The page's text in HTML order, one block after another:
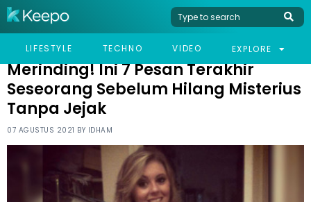
LIFESTYLE TECHNO VIDEO EXPLORE
HOME VIRAL
MERINDING! INI 7 PESAN TERAKHIR SESEORANG SEBELUM HILANG
Merinding! Ini 7 Pesan Terakhir
Seseorang Sebelum Hilang Misterius
Tanpa Jejak
07 AGUSTUS 2021 BY IDHAM